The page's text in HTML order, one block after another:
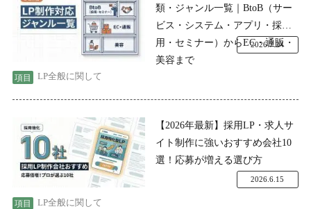
類・ジャンル一覧｜BtoB（サー
ビス・システム・アプリ・採
用・セミナー）からEC・通販・
美容まで
LP全般に関して
2026.7.24
【2026年最新】採用LP・求人サ
イト制作に強いおすすめ会社10
選！応募が増える選び方
LP全般に関して
2026.6.15